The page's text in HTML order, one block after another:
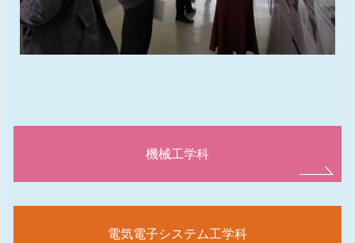
機械工学科
電気電子システム工学科